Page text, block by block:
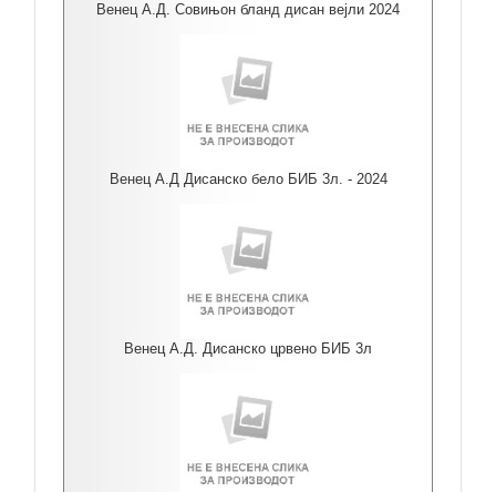
Венец А.Д. Совињон бланд дисан вејли 2024
Венец А.Д Дисанско бело БИБ 3л. - 2024
Венец А.Д. Дисанско црвено БИБ 3л